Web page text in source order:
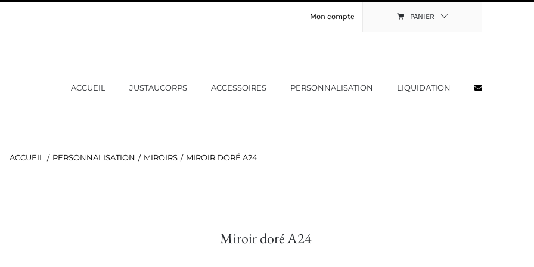
Mon compte PANIER
ACCUEIL JUSTAUCORPS ACCESSOIRES PERSONNALISATION LIQUIDATION
ACCUEIL PERSONNALISATION MIROIRS MIROIR DORÉ A24
Miroir doré A24